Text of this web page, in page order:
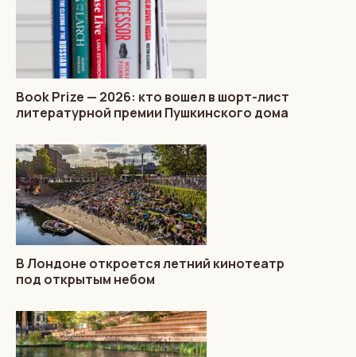
Book Prize — 2026: кто вошел в шорт-лист
литературной премии Пушкинского дома
В Лондоне откроется летний кинотеатр
под открытым небом